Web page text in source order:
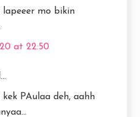
lapeeer mo bikin
at 22:50
PAulaa deh, aahh